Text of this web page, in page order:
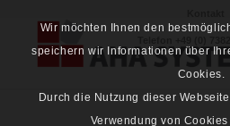
Wir möchten Ihnen den
speichern wir Informationen über
Cookies.
Durch die Nutzung dieser
Verwendung von Cookies